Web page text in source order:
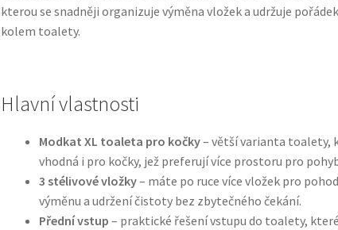
kterou se snadněji organizuje výměna vložek a udržuje
kolem toalety.
Hlavní vlastnosti
Modkat XL toaleta pro kočky– větší varianta toalety,
vhodná i pro kočky, jež preferují více prostoru pro
3 stélivové vložky– máte po ruce více vložek pro
výměnu a udržení čistoty bez zbytečného čekání.
Přední vstup – praktické řešení vstupu do toalety,